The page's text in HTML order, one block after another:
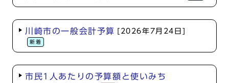
川崎市の一般会計予算 [2026年7月24日]
新着
市民1人あたりの予算額と使いみち